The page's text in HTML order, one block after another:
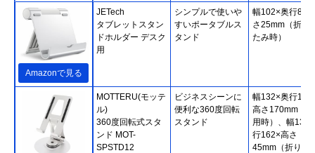
Amazonで見る
JETech
タブレットスタン
ドホルダー デスク
用
シンプルで使いや
すいポータブルス
タンド
幅102×奥行86×
さ25mm（折り
たみ時）
MOTTERU(モッテ
ル)
360度回転式スタ
ンド MOT-
SPSTD12
ビジネスシーンに
便利な360度回転
スタンド
幅132×奥行
高さ170mm（使
用時）、幅
行162×高さ
45mm（折りた